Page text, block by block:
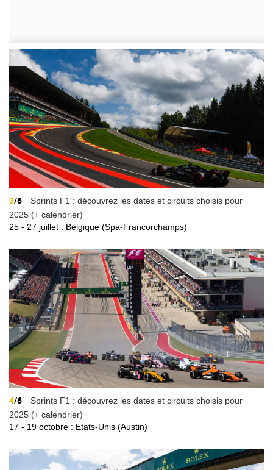
3/6
Sprints F1 : découvrez les dates et circuits choisis pour
2025 (+ calendrier)
25 - 27 juillet : Belgique (Spa-Francorchamps)
4/6
Sprints F1 : découvrez les dates et circuits choisis pour
2025 (+ calendrier)
17 - 19 octobre : Etats-Unis (Austin)